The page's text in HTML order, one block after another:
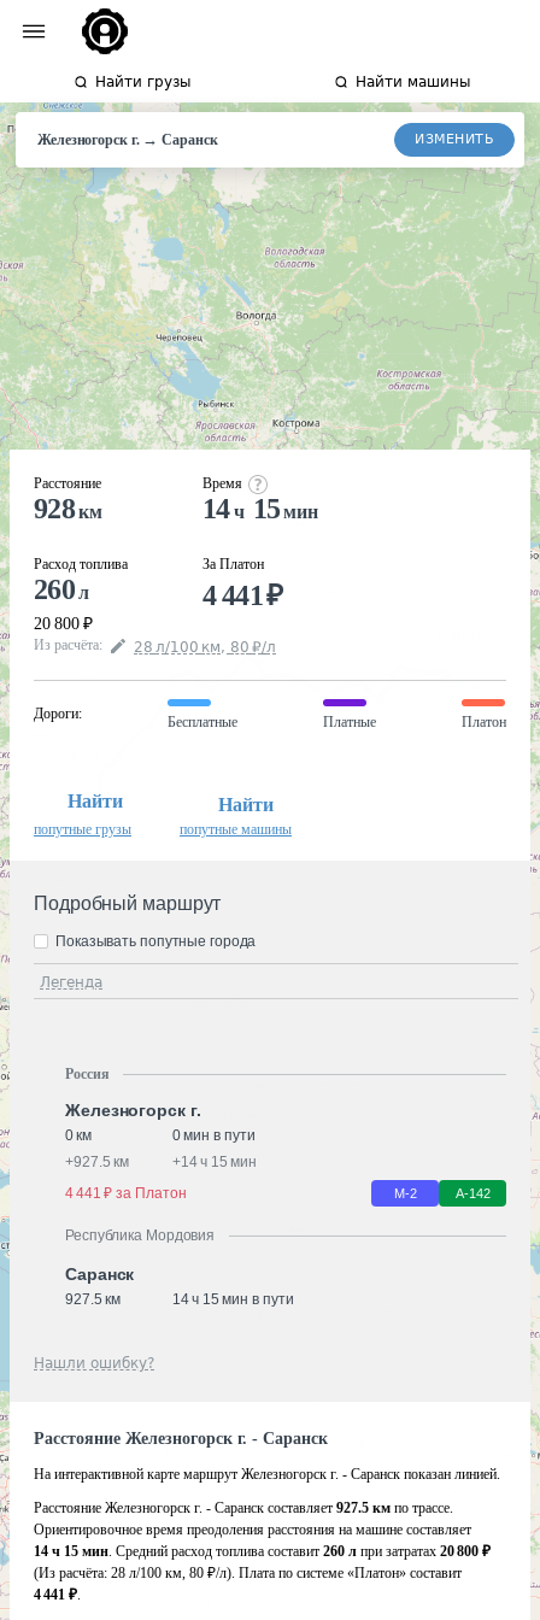
Найти грузы Найти машины
Железногорск г.→Саранск ИЗМЕНИТЬ
Расстояние
928км
Расход топлива
260л
20 800 ₽
Время
14ч 15 мин
За Платон
4 441₽
Из расчёта: 28 л/100 км, 80 ₽/л
Дороги:
Бесплатные Платные Платон
Найти
попутные грузы
Найти
попутные машины
Подробный маршрут
Легенда
Показывать попутные города
Россия
Железногорск г.
0 км
0 мин в пути
+927.5 км +14 ч 15 мин
4 441 ₽ за Платон
М-2 А-142
Республика Мордовия
Саранск
927.5 км 14 ч 15 мин в пути
Нашли ошибку?
Расстояние Железногорск г. - Саранск
На интерактивной карте маршрут Железногорск г. - Саранск показан линией.
Расстояние Железногорск г. - Саранск составляет 927.5 км по трассе.
Ориентировочное время преодоления расстояния на машине составляет
14 ч 15 мин. Средний расход топлива составит 260 л при затратах 20 800 ₽
(Из расчёта: 28 л/100 км, 80 ₽/л). Плата по системе «Платон» составит
4 441 ₽.